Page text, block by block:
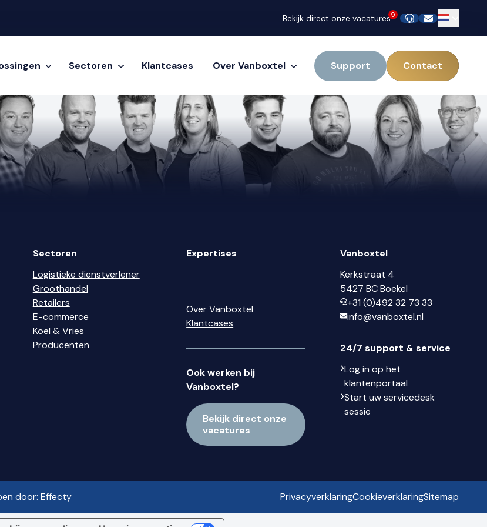
Bekijk direct onze vacatures9
Sectoren Klantcases Over Vanboxtel Support Contact
Sectoren
Logistieke dienstverlener
Groothandel
Retailers
E-commerce
Koel & Vries
Producenten
Expertises
Over Vanboxtel
Klantcases
Ook werken bij
Vanboxtel?
Bekijk direct onze
vacatures
Vanboxtel
Kerkstraat 4
5427 BC Boekel
+31 (0)492 32 73 33
info@vanboxtel.nl
24/7 support & service
Log in op het
klantenportaal
Start uw servicedesk
sessie
door: Effecty PrivacyverklaringCookieverklaringSitemap